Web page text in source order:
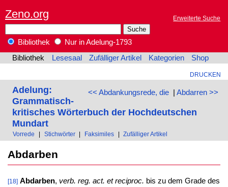
Zeno.org Erweiterte Suche
Bibliothek
Nur in Adelung-1793
Bibliothek
Lesesaal Zufälliger Artikel Kategorien Shop
DRUCKEN
<< Abdankungsrede, die| Abdarren >>
Adelung:
Grammatisch-
kritisches Wörterbuch der Hochdeutschen
Mundart
Vorrede Stichwörter Faksimiles Zufälliger Artikel
Abdarben
[18] Abdarben, verb. reg. act. et reciproc. bis zu dem Grade des